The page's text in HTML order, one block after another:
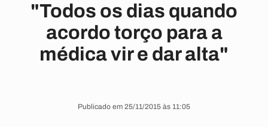
"Todos os dias quando
acordo torço para a
médica vir e dar alta"
Publicado em 25/11/2015 às 11:05